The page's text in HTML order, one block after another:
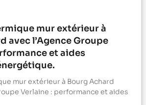
mur extérieur à
avec l’Agence Groupe
et aides
mur extérieur à Bourg Achard
Verlaine : performance et aides